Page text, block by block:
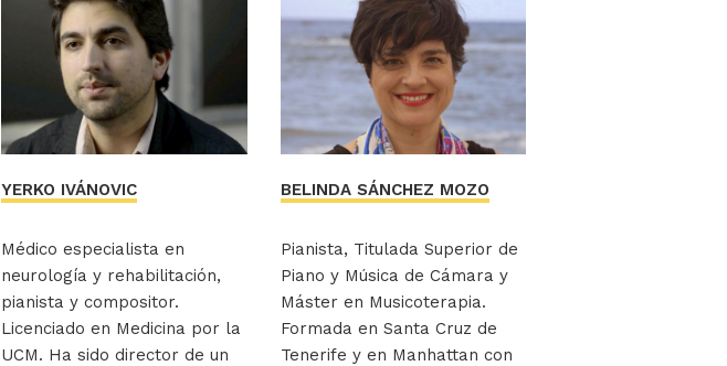
YERKO IVÁNOVIC
Médico especialista en
neurología y rehabilitación,
pianista y compositor.
Licenciado en Medicina por la
UCM. Ha sido director de un
BELINDA SÁNCHEZ MOZO
Pianista, Titulada Superior de
Piano y Música de Cámara y
Máster en Musicoterapia.
Formada en Santa Cruz de
Tenerife y en Manhattan con